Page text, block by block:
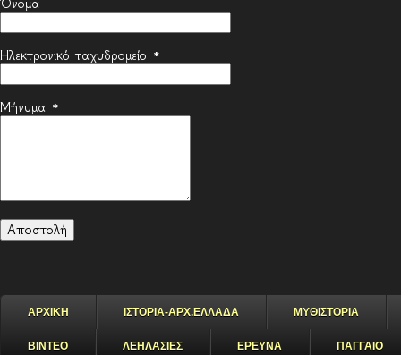
Όνομα
Ηλεκτρονικό ταχυδρομείο *
Μήνυμα *
ΑΡΧΙΚΗ ΙΣΤΟΡΙΑ-ΑΡΧ.ΕΛΛΑΔΑ ΜΥΘΙΣΤΟΡΙΑ
ΒΙΝΤΕΟ ΛΕΗΛΑΣΙΕΣ ΕΡΕΥΝΑ ΠΑΓΓΑΙΟ